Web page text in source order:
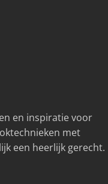
en inspiratie voor
met
een heerlijk gerecht.